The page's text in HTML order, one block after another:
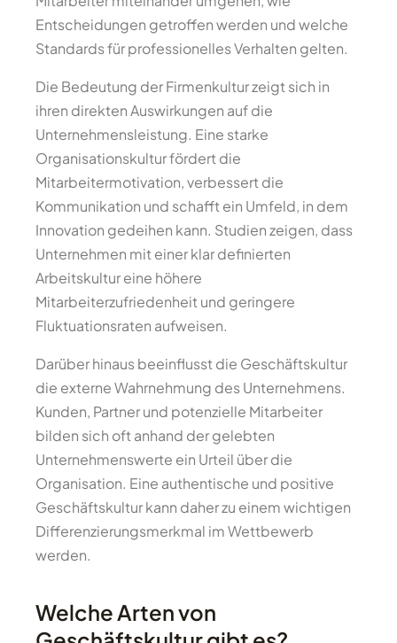
Entscheidungen getroffen werden und welche
Standards für professionelles Verhalten gelten.
Die Bedeutung der Firmenkultur zeigt sich in
ihren direkten Auswirkungen auf die
Unternehmensleistung. Eine starke
Organisationskultur fördert die
Mitarbeitermotivation, verbessert die
Kommunikation und schafft ein Umfeld, in dem
Innovation gedeihen kann. Studien zeigen, dass
Unternehmen mit einer klar definierten
Arbeitskultur eine höhere
Mitarbeiterzufriedenheit und geringere
Fluktuationsraten aufweisen.
Darüber hinaus beeinflusst die Geschäftskultur
die externe Wahrnehmung des Unternehmens.
Kunden, Partner und potenzielle Mitarbeiter
bilden sich oft anhand der gelebten
Unternehmenswerte ein Urteil über die
Organisation. Eine authentische und positive
Geschäftskultur kann daher zu einem wichtigen
Differenzierungsmerkmal im Wettbewerb
werden.
Welche Arten von